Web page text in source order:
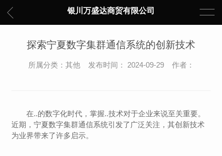
银川万盛达商贸有限公司
探索宁夏数字集群通信系统的创新技术
所属分类：其他 发布时间： 2024-09-29 作者：
在..的数字化时代，掌握..技术对于企业来说至关重要。
近期，宁夏数字集群通信系统引发了广泛关注，其创新技术
为业界带来了许多启示。